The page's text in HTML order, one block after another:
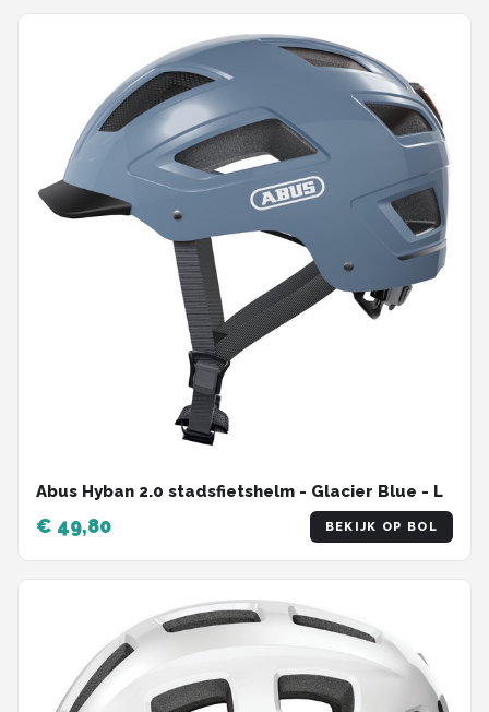
Abus Hyban 2.0 stadsfietshelm - Glacier Blue - L
€ 49,80 BEKIJK OP BOL